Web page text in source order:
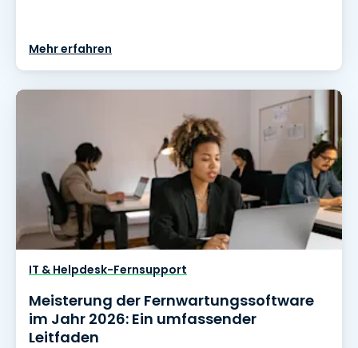
Mehr erfahren
IT & Helpdesk-Fernsupport
Meisterung der Fernwartungssoftware
im Jahr 2026: Ein umfassender
Leitfaden